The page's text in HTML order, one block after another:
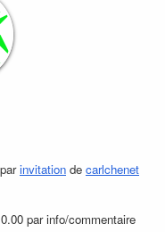
invitation de carlchenet
par info/commentaire